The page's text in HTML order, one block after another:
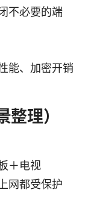
不必要的端
能、加密开销
理）
＋电视
网都受保护